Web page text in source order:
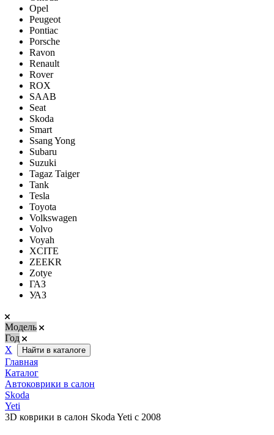
Opel
Peugeot
Pontiac
Porsсhe
Ravon
Renault
Rover
ROX
SAAB
Seat
Skoda
Smart
Ssang Yong
Subaru
Suzuki
Tagaz Taiger
Tank
Tesla
Toyota
Volkswagen
Volvo
Voyah
XCITE
ZEEKR
Zotye
ГАЗ
УАЗ
Модель
Год
Х
Найти в каталоге
Главная
Каталог
Автоковрики в салон
Skoda
Yeti
3D коврики в салон Skoda Yeti с 2008